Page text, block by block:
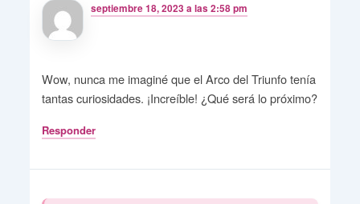
septiembre 18, 2023 a las 2:58 pm
Wow, nunca me imaginé que el Arco del Triunfo tenía
tantas curiosidades. ¡Increíble! ¿Qué será lo próximo?
Responder